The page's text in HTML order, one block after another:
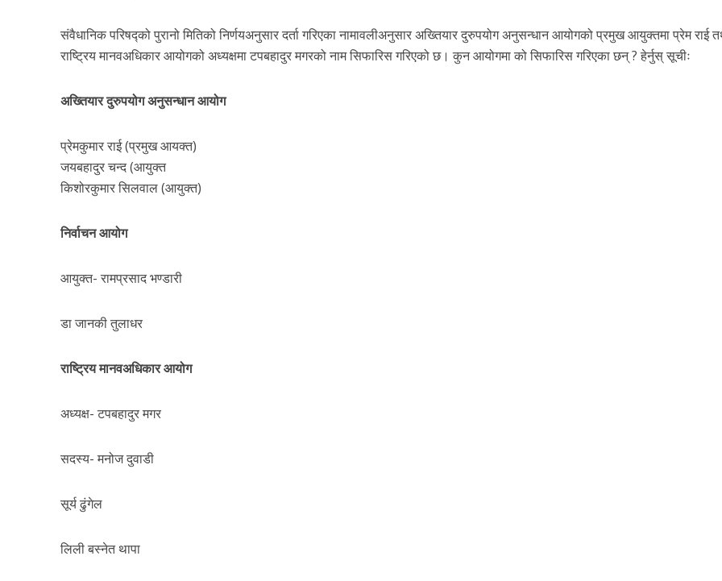
संवैधानिक परिषद्को पुरानो मितिको निर्णयअनुसार दर्ता गरिएका नामावलीअनुसार अख्तियार दुरुपयोग अनुसन्धान आयोगको प्रमुख आयुक्तमा प्रेम राई
राष्ट्रिय मानवअधिकार आयोगको अध्यक्षमा टपबहादुर मगरको नाम सिफारिस गरिएको छ। कुन आयोगमा को सिफारिस गरिएका छन् ? हेर्नुस् सूचीः
अख्तियार दुरुपयोग अनुसन्धान आयोग
प्रेमकुमार राई (प्रमुख आयक्त)
जयबहादुर चन्द (आयुक्त
किशोरकुमार सिलवाल (आयुक्त)
निर्वाचन आयोग
आयुक्त- रामप्रसाद भण्डारी
डा जानकी तुलाधर
राष्ट्रिय मानवअधिकार आयोग
अध्यक्ष- टपबहादुर मगर
सदस्य- मनोज दुवाडी
सूर्य ढुंगेल
लिली बस्नेत थापा